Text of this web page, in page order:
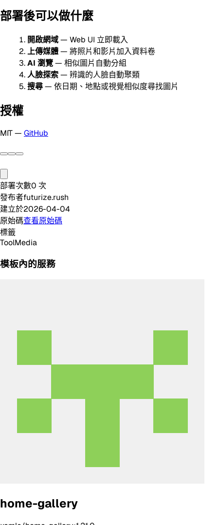
部署後可以做什麼
開啟網域— Web UI 立即載入
上傳媒體— 將照片和影片加入資料卷
AI 瀏覽— 相似圖片自動分組
人臉探索— 辨識的人臉自動聚類
搜尋— 依日期、地點或視覺相似度尋找圖片
授權
MIT — GitHub
部署次數0 次
發布者futurize.rush
建立於2026-04-04
原始碼查看原始碼
標籤
ToolMedia
模板內的服務
home-gallery